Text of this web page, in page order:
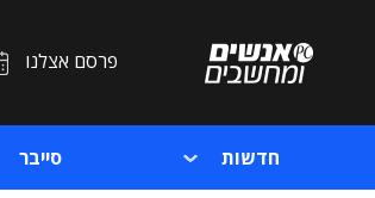
פרסם אצלנו
חדשות סייבר